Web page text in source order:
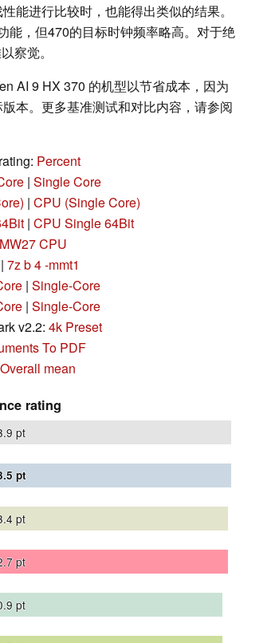
能进行比较时，也能得出类似的结果。
能，但470的目标时钟频率略高。对于绝
察觉。
AI 9 HX 370 的机型以节省成本，因为
本。更多基准测试和对比内容，请参阅
Percent
| Single Core
| CPU (Single Core)
| CPU Single 64Bit
CPU
7z b 4 -mmt1
| Single-Core
| Single-Core
v2.2: 4k Preset
To PDF
Overall mean
rating
pt
pt
pt
pt
pt